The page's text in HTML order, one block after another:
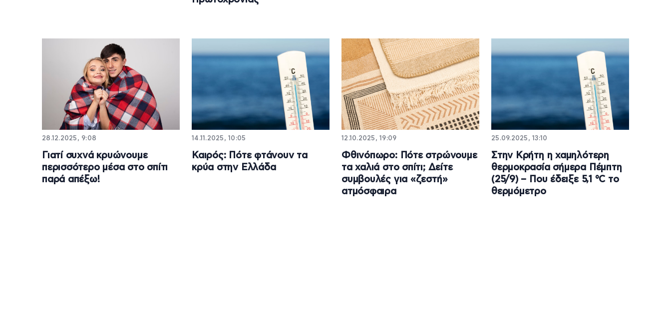
28.12.2025, 9:08
Γιατί συχνά κρυώνουμε
περισσότερο μέσα στο σπίτι
παρά απέξω!
14.11.2025, 10:05
Καιρός: Πότε φτάνουν τα
κρύα στην Ελλάδα
12.10.2025, 19:09
Φθινόπωρο: Πότε στρώνουμε
τα χαλιά στο σπίτι; Δείτε
συμβουλές για «ζεστή»
ατμόσφαιρα
25.09.2025, 13:10
Στην Κρήτη η χαμηλότερη
θερμοκρασία σήμερα Πέμπτη
(25/9) – Που έδειξε 5,1 °C το
θερμόμετρο